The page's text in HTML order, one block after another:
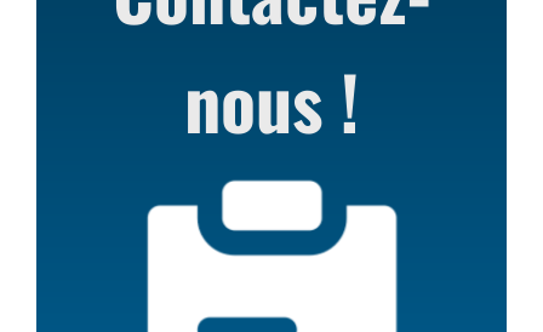
nous !